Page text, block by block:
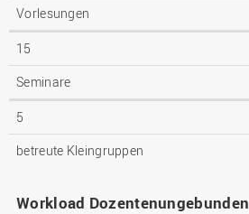
Vorlesungen
15
Seminare
5
betreute Kleingruppen
Workload Dozentenungebunden